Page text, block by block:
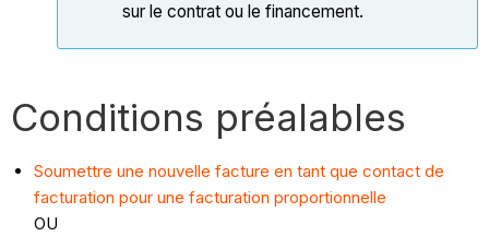
sur le contrat ou le financement.
Conditions préalables
Soumettre une nouvelle facture en tant que contact de
facturation pour une facturation proportionnelle
OU